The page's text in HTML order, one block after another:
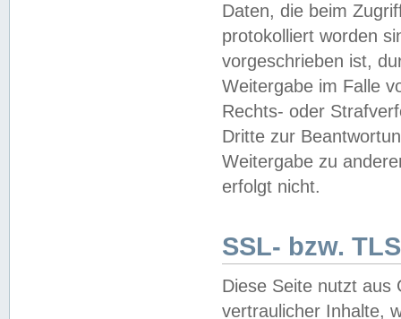
Daten, die beim
protokolliert worden
vorgeschrieben ist,
Weitergabe im Falle
Rechts- oder
Dritte zur
Weitergabe zu
erfolgt nicht.
SSL- bzw.
Diese Seite nutzt aus
vertraulicher Inhalte,